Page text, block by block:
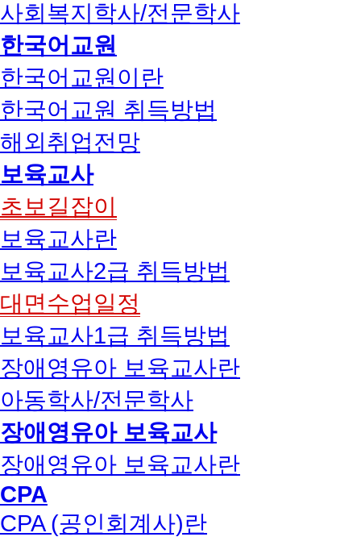
사회복지학사/전문학사
한국어교원
한국어교원이란
한국어교원 취득방법
해외취업전망
보육교사
초보길잡이
보육교사란
보육교사2급 취득방법
대면수업일정
보육교사1급 취득방법
장애영유아 보육교사란
아동학사/전문학사
장애영유아 보육교사
장애영유아 보육교사란
CPA
CPA (공인회계사)란